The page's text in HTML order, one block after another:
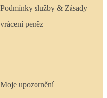
Podmínky služby & Zásady
vrácení peněz
Moje upozornění